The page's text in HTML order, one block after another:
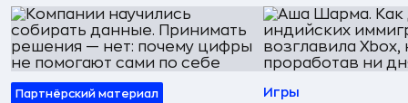
Партнёрский материал Игры